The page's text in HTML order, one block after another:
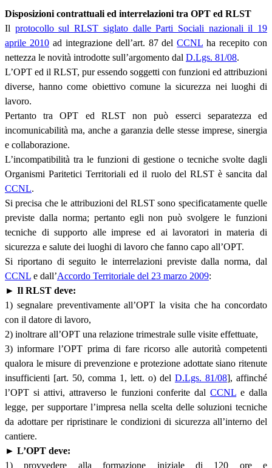
Disposizioni contrattuali ed interrelazioni tra OPT ed RLST
Il protocollo sul RLST siglato dalle Parti Sociali nazionali il 19
aprile 2010ad integrazione dell’art. 87 delCCNL ha recepito con
nettezza le novità introdotte sull’argomento dal D.Lgs. 81/08.
L’OPT ed il RLST, pur essendo soggetti con funzioni ed attribuzioni
diverse, hanno come obiettivo comune la sicurezza nei luoghi di
lavoro.
Pertanto tra OPT ed RLST non può esserci separatezza ed
incomunicabilità ma, anche a garanzia delle stesse imprese, sinergia
e collaborazione.
L’incompatibilità tra le funzioni di gestione o tecniche svolte dagli
Organismi Paritetici Territoriali ed il ruolo del RLST è sancita dal
CCNL.
Si precisa che le attribuzioni del RLST sono specificatamente quelle
previste dalla norma; pertanto egli non può svolgere le funzioni
tecniche di supporto alle imprese ed ai lavoratori in materia di
sicurezza e salute dei luoghi di lavoro che fanno capo all’OPT.
Si riportano di seguito le interrelazioni previste dalla norma, dal
CCNL e dall’Accordo Territoriale del 23 marzo 2009:
► Il RLST deve:
1) segnalare preventivamente all’OPT la visita che ha concordato
con il datore di lavoro,
2) inoltrare all’OPT una relazione trimestrale sulle visite effettuate,
3) informare l’OPT prima di fare ricorso alle autorità competenti
qualora le misure di prevenzione e protezione adottate siano ritenute
insufficienti [art. 50, comma 1, lett. o) del D.Lgs. 81/08], affinché
l’OPT si attivi, attraverso le funzioni conferite dalCCNL e dalla
legge, per supportare l’impresa nella scelta delle soluzioni tecniche
da adottare per ripristinare le condizioni di sicurezza all’interno del
cantiere.
► L’OPT deve:
1) provvedere alla formazione iniziale di 120 ore e